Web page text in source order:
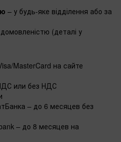
– у будь-яке відділення або за
(деталі у
MasterCard на сайте
или без НДС
– до 6 месяцев без
– до 8 месяцев на